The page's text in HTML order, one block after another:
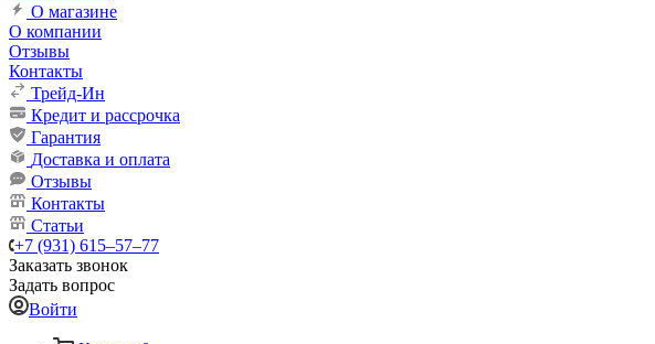
О магазине
О компании
Отзывы
Контакты
Трейд-Ин
Кредит и рассрочка
Гарантия
Доставка и оплата
Отзывы
Контакты
Статьи
+7 (931) 615‒57‒77
Заказать звонок
Задать вопрос
Войти